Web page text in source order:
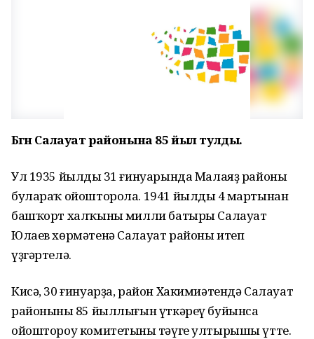
Бөгөн Салауат районына 85 йыл тулды.
Ул 1935 йылдың 31 ғинуарында Малаяҙ районы
булараҡ ойошторола. 1941 йылдың 4 мартынан
башҡорт халҡының милли батыры Салауат
Юлаев хөрмәтенә Салауат районы итеп
үҙгәртелә.
Кисә, 30 ғинуарҙа, район Хакимиәтендә Салауат
районының 85 йыллығын үткәреү буйынса
ойоштороу комитетының тәүге ултырышы үтте.